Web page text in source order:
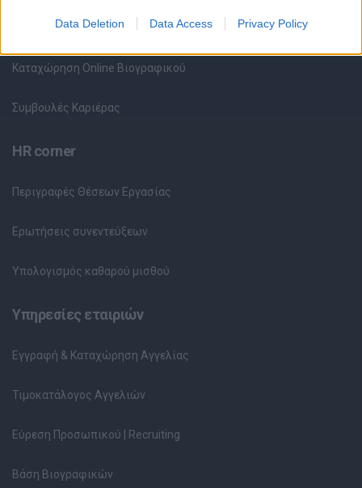
Data Deletion Data Access Privacy Policy
Υπηρεσίες υποψηφίων
Καταχώρηση Online Βιογραφικού
Συμβουλές Καριέρας
HR corner
Περιγραφές Θέσεων Εργασίας
Ερωτήσεις συνεντεύξεων
Υπολογισμός καθαρού μισθού
Υπηρεσίες εταιριών
Εγγραφή & Καταχώρηση Αγγελίας
Τιμοκατάλογος Αγγελιών
Εύρεση Προσωπικού | Recruiting
Βάση Βιογραφικών